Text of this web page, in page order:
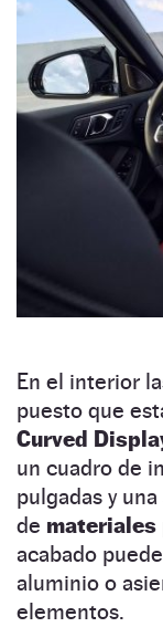
En el interior
puesto que
Curved
un cuadro de
pulgadas y
de materiales
acabado
aluminio o
elementos.